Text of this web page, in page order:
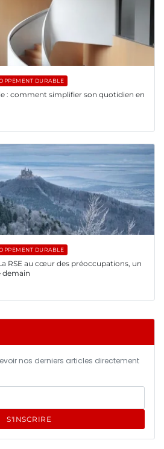
DURABLE
: comment simplifier son quotidien en
DURABLE
RSE au cœur des préoccupations, un
demain
nos derniers articles directement
S'INSCRIRE